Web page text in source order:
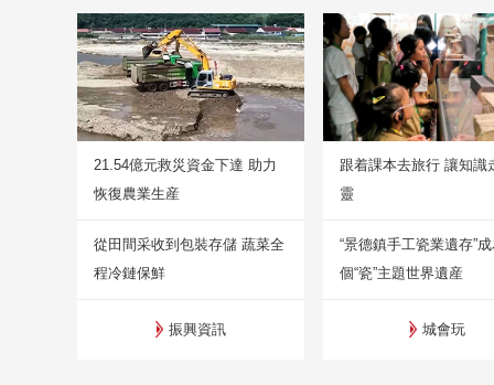
21.54億元救災資金下達 助力
恢復農業生産
從田間采收到包裝存儲 蔬菜全
程冷鏈保鮮
振興資訊
跟着課本去旅行 讓知識
靈
“景德鎮手工瓷業遺存”
個“瓷”主題世界遺産
城會玩